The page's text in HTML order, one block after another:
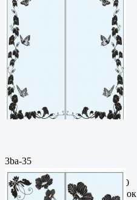
3ba-35
Пескоструйный
рисунокФормат: cdrЦена: 200
руб.Метки: векторный рисунок